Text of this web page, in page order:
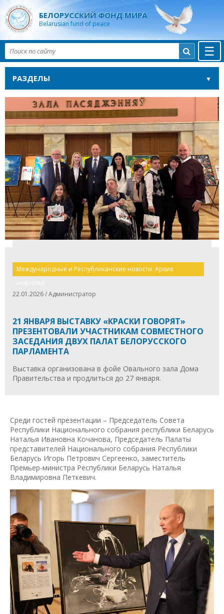
БЕЛОРУССКИЙ ФОНД МИРА
Belarusian fund of peace
☰

РАЗДЕЛЫ
Международные и Республиканские новости. Архив
22.01.2026 / Администратор
21 ЯНВАРЯ ВЫСТАВКУ «КРАСКИ ГОВОРЯТ»
ПРЕЗЕНТОВАЛИ УЧАСТНИКАМ СОВМЕСТНОГО
ЗАСЕДАНИЯ ДВУХ ПАЛАТ БЕЛОРУССКОГО
ПАРЛАМЕНТА
Выставка организована в фойе Овального зала Дома
Правительства и продлиться до 27 января.
Среди гостей презентации – Председатель Совета
Республики Национального собрания республики Беларусь
Наталья Ивановна Кочанова, Председатель Палаты
представителей Национального собрания Республики
Беларусь Игорь Петрович Сергеенко, заместитель
Премьер-министра Республики Беларусь Наталья
Владимировна Петкевич.